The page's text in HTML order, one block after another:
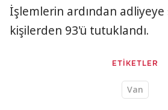
İşlemlerin ardından
kişilerden 93'ü tutuklandı.
ETİKETLER
Van